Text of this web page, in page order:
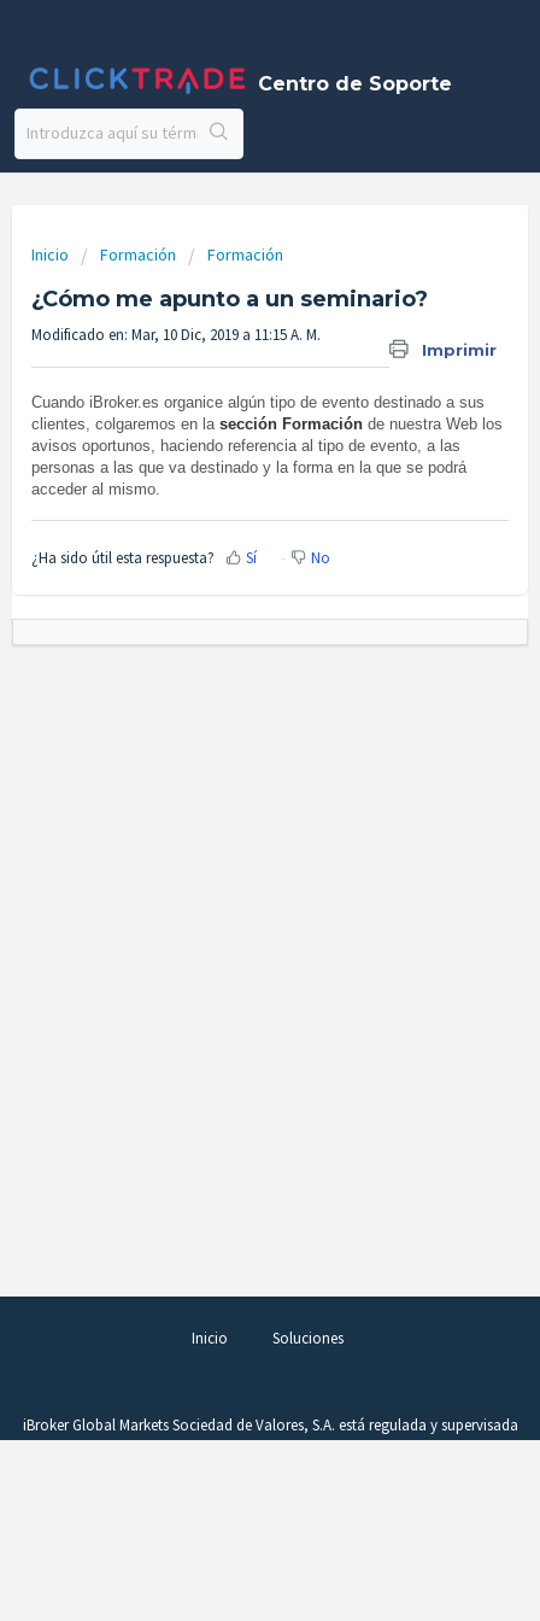
Centro de Soporte
Inicio Formación Formación
¿Cómo me apunto a un seminario?
Imprimir
Modificado en: Mar, 10 Dic, 2019 a 11:15 A. M.
Cuando iBroker.es organice algún tipo de evento destinado a sus
clientes, colgaremos en la sección Formación de nuestra Web los
avisos oportunos, haciendo referencia al tipo de evento, a las
personas a las que va destinado y la forma en la que se podrá
acceder al mismo.
¿Ha sido útil esta respuesta? Sí No
Inicio Soluciones
iBroker Global Markets Sociedad de Valores, S.A. está regulada y supervisada